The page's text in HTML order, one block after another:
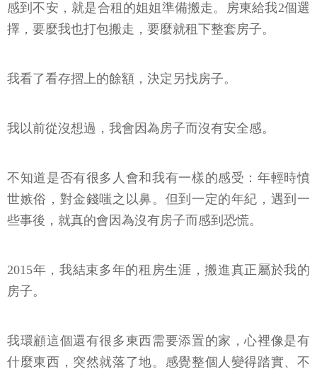
感到不安，就是合租的姐姐準備搬走。房東給我2個選
擇，要麼我也打包搬走，要麼就租下整套房子。
我看了看存摺上的餘額，決定另找房子。
我以前從沒想過，我會因為房子而沒有安全感。
不知道是否有很多人會和我有一樣的感受：年輕時憤
世嫉俗，對金錢嗤之以鼻。但到一定的年紀，遇到一
些事後，就真的會因為沒有房子而感到恐慌。
2015年，我結束多年的租房生涯，搬進真正屬於我的
房子。
我環顧這個還有很多東西需要添置的家，心裡像是有
什麼東西，突然就落了地。感覺整個人變得踏實、不